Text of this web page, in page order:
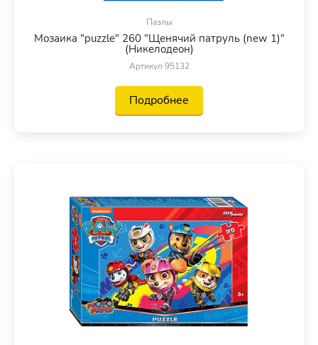
Пазлы
Мозаика "puzzle" 260 "Щенячий патруль (new 1)"
(Никелодеон)
Артикул 95132
Подробнее